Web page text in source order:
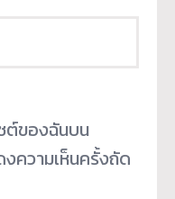
ต์ของฉันบน
งความเห็นครั้งถัด